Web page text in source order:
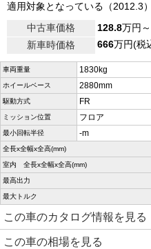
適用対象となっている（2012.3）
中古車価格
128.8万円～
新車時価格
666万円(税
車両重量 1830kg
ホイールベース 2880mm
駆動方式 FR
ミッション位置 フロア
最小回転半径 -m
全長x全幅x全高(mm)
室内 全長x全幅x全高(mm)
最高出力
最大トルク
この車のカタログ情報を見る
この車の相場を見る